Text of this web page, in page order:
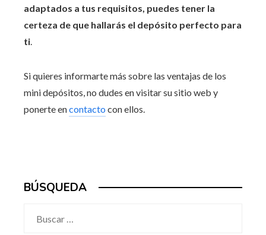
adaptados a tus requisitos, puedes tener la
certeza de que hallarás el depósito perfecto para
ti.
Si quieres informarte más sobre las ventajas de los
mini depósitos, no dudes en visitar su sitio web y
ponerte encontacto con ellos.
BÚSQUEDA